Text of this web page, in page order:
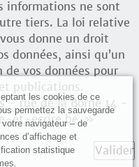
les cookies de ce
permettez la sauvegarde
navigateur – de
d’affichage et
statistique
informations ne sont
tiers. La loi relative
donne un droit
données, ainsi qu’un
vos données pour
publications.
- rue de la Borne 14 -
et-ecrire.be »
Valider